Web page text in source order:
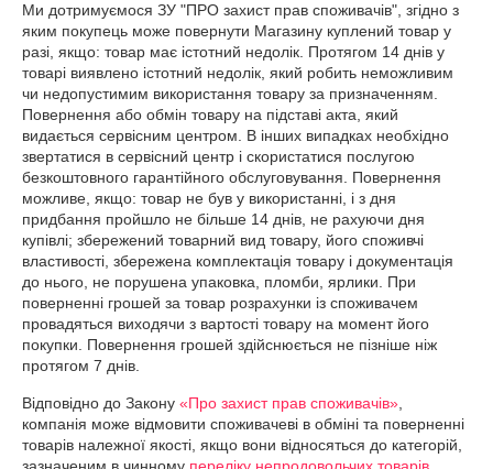
Ми дотримуємося ЗУ "ПРО захист прав споживачів", згідно з
яким покупець може повернути Магазину куплений товар у
разі, якщо: товар має істотний недолік. Протягом 14 днів у
товарі виявлено істотний недолік, який робить неможливим
чи недопустимим використання товару за призначенням.
Повернення або обмін товару на підставі акта, який
видається сервісним центром. В інших випадках необхідно
звертатися в сервісний центр і скористатися послугою
безкоштовного гарантійного обслуговування. Повернення
можливе, якщо: товар не був у використанні, і з дня
придбання пройшло не більше 14 днів, не рахуючи дня
купівлі; збережений товарний вид товару, його споживчі
властивості, збережена комплектація товару і документація
до нього, не порушена упаковка, пломби, ярлики. При
поверненні грошей за товар розрахунки із споживачем
провадяться виходячи з вартості товару на момент його
покупки. Повернення грошей здійснюється не пізніше ніж
протягом 7 днів.
Відповідно до Закону «Про захист прав споживачів»
компанія може відмовити споживачеві в обміні та поверненні
товарів належної якості, якщо вони відносяться до категорій,